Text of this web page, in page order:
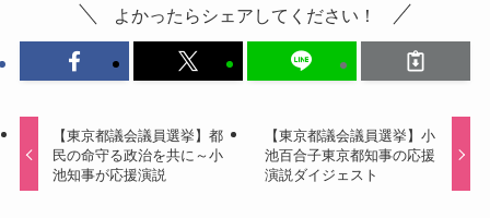
よかったらシェアしてください！
【東京都議会議員選挙】都
民の命守る政治を共に～小
池知事が応援演説
【東京都議会議員選挙】小
池百合子東京都知事の応援
演説ダイジェスト